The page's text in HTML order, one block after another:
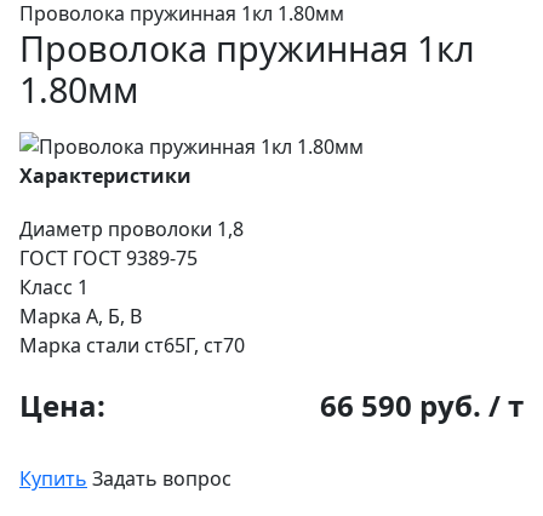
Проволока пружинная 1кл 1.80мм
Проволока пружинная 1кл
1.80мм
Характеристики
Диаметр проволоки 1,8
ГОСТ ГОСТ 9389-75
Класс 1
Марка А, Б, В
Марка стали ст65Г, ст70
Цена: 66 590 руб. / т
Купить Задать вопрос